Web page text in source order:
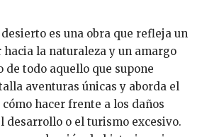
es una obra que refleja un
la naturaleza y un amargo
de todo aquello que supone
aventuras únicas y aborda el
hacer frente a los daños
desarrollo o el turismo excesivo.